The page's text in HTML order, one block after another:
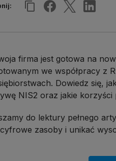
firma jest gotowa na
we współpracy z
Dowiedz się,
NIS2 oraz jakie
do lektury pełnego
zasoby i unikać